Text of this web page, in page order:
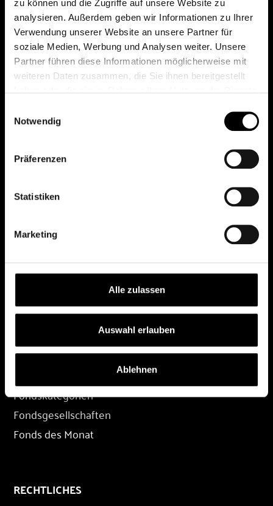
zu können und die Zugriffe auf unsere Website zu
analysieren. Außerdem geben wir Informationen zu Ihrer
Verwendung unserer Website an unsere Partner für
soziale Medien, Werbung und Analysen weiter. Unsere
Partner führen diese Informationen möglicherweise mit
weiteren Daten zusammen, die Sie ihnen bereitgestellt
Notwendig
Präferenzen
Statistiken
Marketing
Alle zulassen
Auswahl erlauben
Ablehnen
Das erste Depot in Österreich mit 0€ Kontoführung,
0€ Ausgabeaufschlag und 0€ Depotgebühren bei
knapp 2000 Fonds und 0€ Orderspesen.
All rights reserved.
Depot eröffnen
Depot übertragen
Konditionen
FONDS
Fondskategorien
Fondsgesellschaften
Fonds des Monat
RECHTLICHES